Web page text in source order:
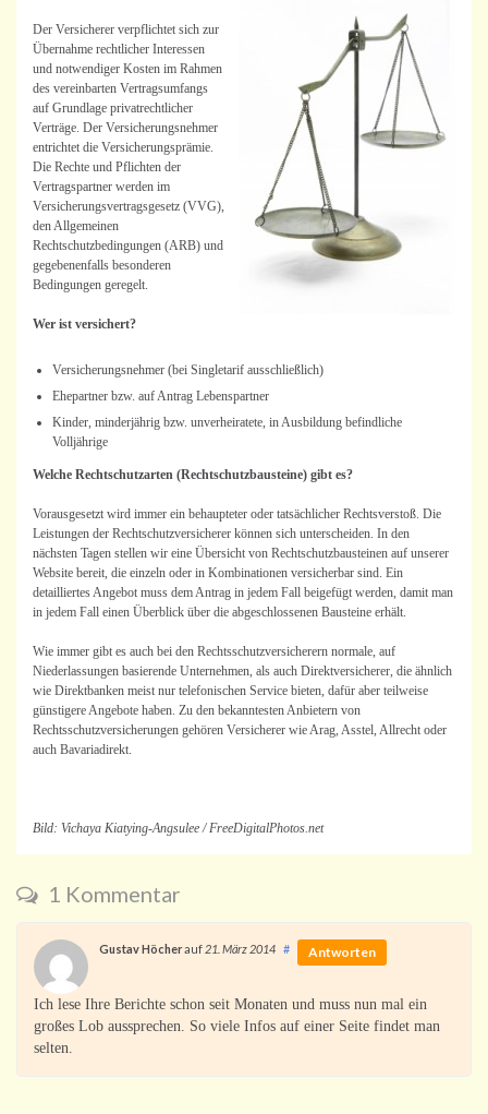
Der Versicherer verpflichtet sich zur
Übernahme rechtlicher Interessen
und notwendiger Kosten im Rahmen
des vereinbarten Vertragsumfangs
auf Grundlage privatrechtlicher
Verträge. Der Versicherungsnehmer
entrichtet die Versicherungsprämie.
Die Rechte und Pflichten der
Vertragspartner werden im
Versicherungsvertragsgesetz (VVG),
den Allgemeinen
Rechtschutzbedingungen (ARB) und
gegebenenfalls besonderen
Bedingungen geregelt.
Wer ist versichert?
Versicherungsnehmer (bei Singletarif ausschließlich)
Ehepartner bzw. auf Antrag Lebenspartner
Kinder, minderjährig bzw. unverheiratete, in Ausbildung befindliche
Volljährige
Welche Rechtschutzarten (Rechtschutzbausteine) gibt es?
Vorausgesetzt wird immer ein behaupteter oder tatsächlicher Rechtsverstoß. Die
Leistungen der Rechtschutzversicherer können sich unterscheiden. In den
nächsten Tagen stellen wir eine Übersicht von Rechtschutzbausteinen auf unserer
Website bereit, die einzeln oder in Kombinationen versicherbar sind. Ein
detailliertes Angebot muss dem Antrag in jedem Fall beigefügt werden, damit man
in jedem Fall einen Überblick über die abgeschlossenen Bausteine erhält.
Wie immer gibt es auch bei den Rechtsschutzversicherern normale, auf
Niederlassungen basierende Unternehmen, als auch Direktversicherer, die ähnlich
wie Direktbanken meist nur telefonischen Service bieten, dafür aber teilweise
günstigere Angebote haben. Zu den bekanntesten Anbietern von
Rechtsschutzversicherungen gehören Versicherer wie Arag, Asstel, Allrecht oder
auch Bavariadirekt.
Bild: Vichaya Kiatying-Angsulee / FreeDigitalPhotos.net
1 Kommentar
Gustav Höcherauf 21. März 2014 # Antworten
Ich lese Ihre Berichte schon seit Monaten und muss nun mal ein
großes Lob aussprechen. So viele Infos auf einer Seite findet man
selten.